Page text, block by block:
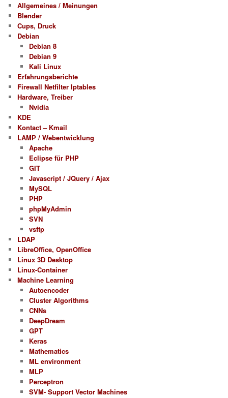
Allgemeines / Meinungen
Blender
Cups, Druck
Debian
Debian 8
Debian 9
Kali Linux
Erfahrungsberichte
Firewall Netfilter Iptables
Hardware, Treiber
Nvidia
KDE
Kontact – Kmail
LAMP / Webentwicklung
Apache
Eclipse für PHP
GIT
Javascript / JQuery / Ajax
MySQL
PHP
phpMyAdmin
SVN
vsftp
LDAP
LibreOffice, OpenOffice
Linux 3D Desktop
Linux-Container
Machine Learning
Autoencoder
Cluster Algorithms
CNNs
DeepDream
GPT
Keras
Mathematics
ML environment
MLP
Perceptron
SVM- Support Vector Machines